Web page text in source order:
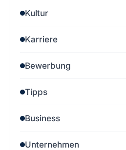
Kultur
Karriere
Bewerbung
Tipps
Business
Unternehmen